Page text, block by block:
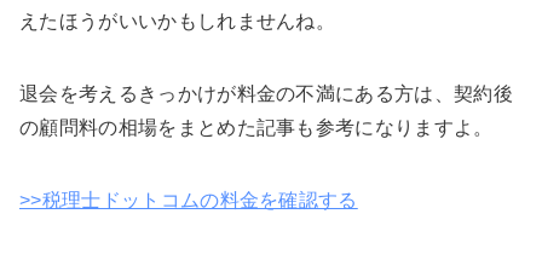
えたほうがいいかもしれませんね。
退会を考えるきっかけが料金の不満にある方は、契約後
の顧問料の相場をまとめた記事も参考になりますよ。
>>税理士ドットコムの料金を確認する